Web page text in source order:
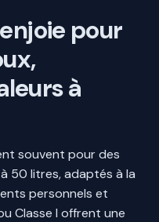
pour
à
souvent pour des
50 litres, adaptés à la
personnels et
Classe I offrent une